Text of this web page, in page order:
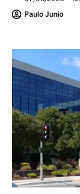
Paulo Junio